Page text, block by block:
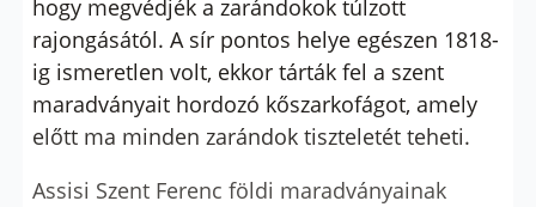
hogy megvédjék a zarándokok túlzott
rajongásától. A sír pontos helye egészen 1818-
ig ismeretlen volt, ekkor tárták fel a szent
maradványait hordozó kőszarkofágot, amely
előtt ma minden zarándok tiszteletét teheti.
Assisi Szent Ferenc földi maradványainak